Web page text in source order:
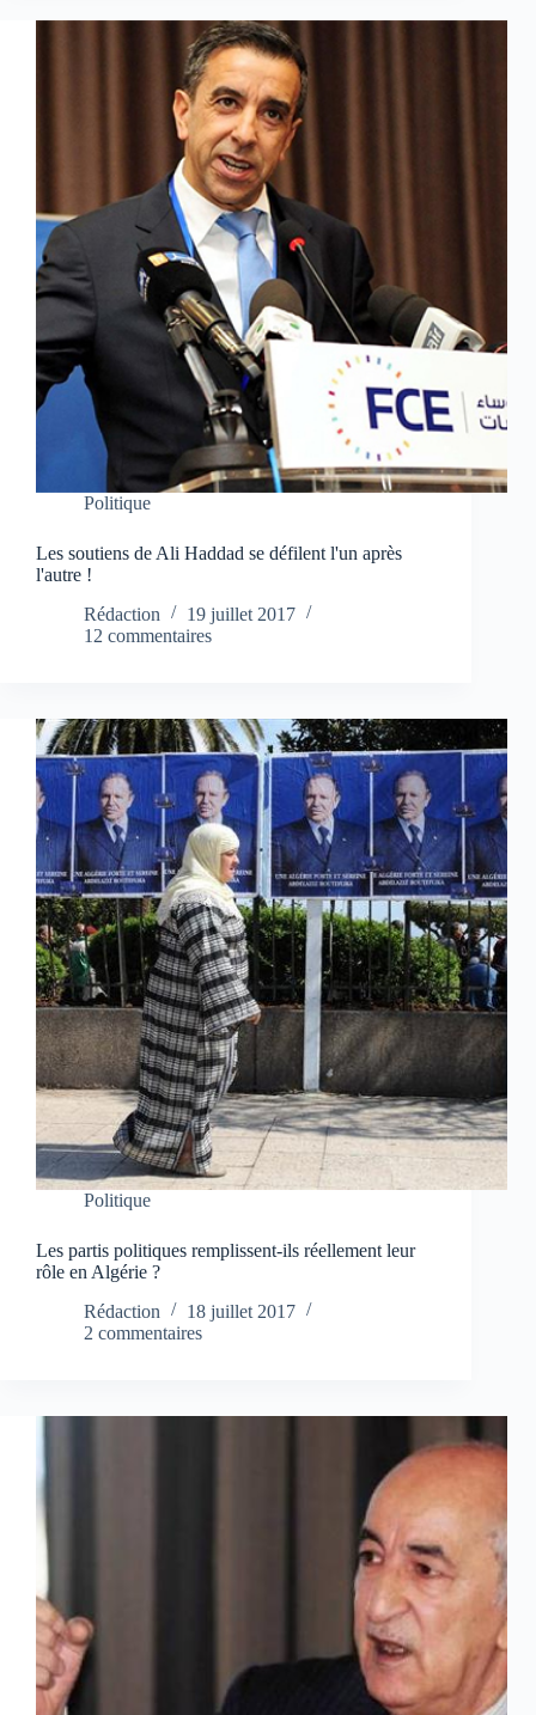
Politique
Les soutiens de Ali Haddad se défilent l'un après
l'autre !
Rédaction
19 juillet 2017
12 commentaires
Politique
Les partis politiques remplissent-ils réellement leur
rôle en Algérie ?
Rédaction
18 juillet 2017
2 commentaires